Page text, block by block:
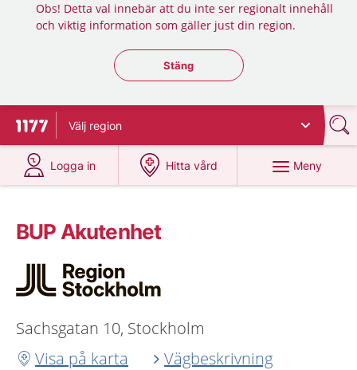
Obs! Detta val innebär att du inte ser regionalt innehåll
och viktig information som gäller just din region.
Stäng regionsväljaren
Stäng
Till startsidan för 1177
Välj region
Logga in
på 1177.se
Hitta vård
på 1177.se
Meny
BUP Akutenhet
Sachsgatan 10, Stockholm
Visa på karta
Vägbeskrivning